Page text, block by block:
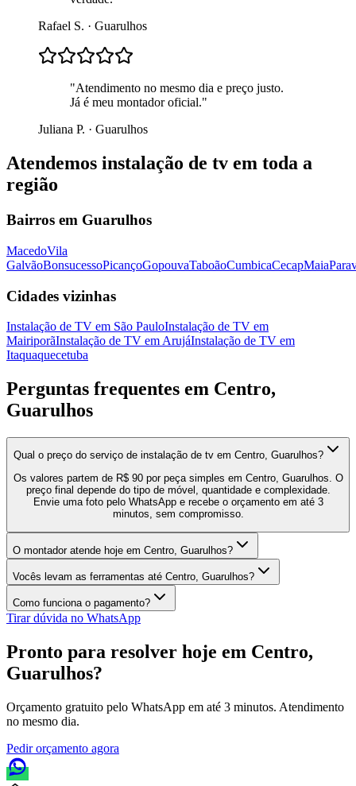
Rafael S. · Guarulhos
"Atendimento no mesmo dia e preço justo.
Já é meu montador oficial."
Juliana P. · Guarulhos
Atendemos instalação de tv em toda a
região
Bairros em Guarulhos
MacedoVila
GalvãoBonsucessoPicançoGopouvaTaboãoCumbicaCecapMaia
Cidades vizinhas
Instalação de TV em São PauloInstalação de TV em
MairiporãInstalação de TV emArujáInstalação de TV em
Itaquaquecetuba
Perguntas frequentes em Centro,
Guarulhos
Qual o preço do serviço de instalação de tv em Centro, Guarulhos?
Os valores partem de R$ 90 por peça simples em Centro, Guarulhos. O
preço final depende do tipo de móvel, quantidade e complexidade.
Envie uma foto pelo WhatsApp e recebe o orçamento em até 3
minutos, sem compromisso.
O montador atende hoje em Centro, Guarulhos?
Vocês levam as ferramentas até Centro, Guarulhos?
Como funciona o pagamento?
Tirar dúvida no WhatsApp
Pronto para resolver hoje em Centro,
Guarulhos?
Orçamento gratuito pelo WhatsApp em até 3 minutos. Atendimento
no mesmo dia.
Pedir orçamento agora